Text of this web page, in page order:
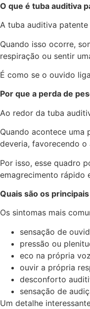
O que é tuba auditiva
A tuba auditiva
Quando isso ocorre,
respiração ou sentir
É como se o ouvido
Por que a perda de
Ao redor da tuba
Quando acontece
deveria, favorecendo o
Por isso, esse quadro
emagrecimento rápido
Quais são os
Os sintomas mais
sensação de
pressão ou
eco na própria
ouvir a própria
desconforto
sensação de
Um detalhe